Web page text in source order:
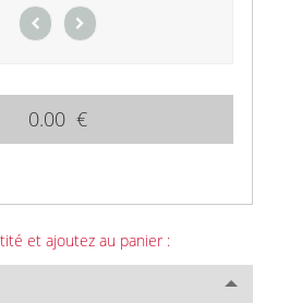
0.00 €
et ajoutez au panier :